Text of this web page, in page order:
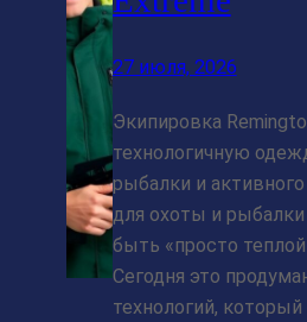
27 июля, 2026
Экипировка
технологичную
рыбалки и
для охоты и
быть «просто теплой
Сегодня это
технологий, который